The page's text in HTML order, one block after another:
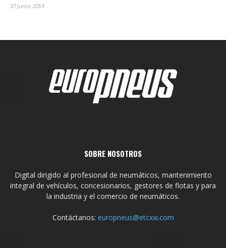
27 junio, 2019
SOBRE NOSOTROS
Digital dirigido al profesional de neumáticos, mantenimiento
integral de vehículos, concesionarios, gestores de flotas y para
la industria y el comercio de neumáticos.
Contáctanos: europneus@etcxxi.com